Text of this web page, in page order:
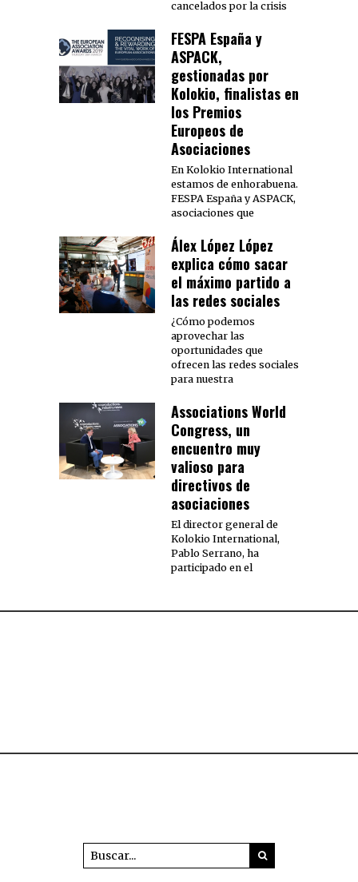
cancelados por la crisis
FESPA España y
ASPACK,
gestionadas por
Kolokio, finalistas en
los Premios
Europeos de
Asociaciones
En Kolokio International
estamos de enhorabuena.
FESPA España y ASPACK,
asociaciones que
Álex López López
explica cómo sacar
el máximo partido a
las redes sociales
¿Cómo podemos
aprovechar las
oportunidades que
ofrecen las redes sociales
para nuestra
Associations World
Congress, un
encuentro muy
valioso para
directivos de
asociaciones
El director general de
Kolokio International,
Pablo Serrano, ha
participado en el